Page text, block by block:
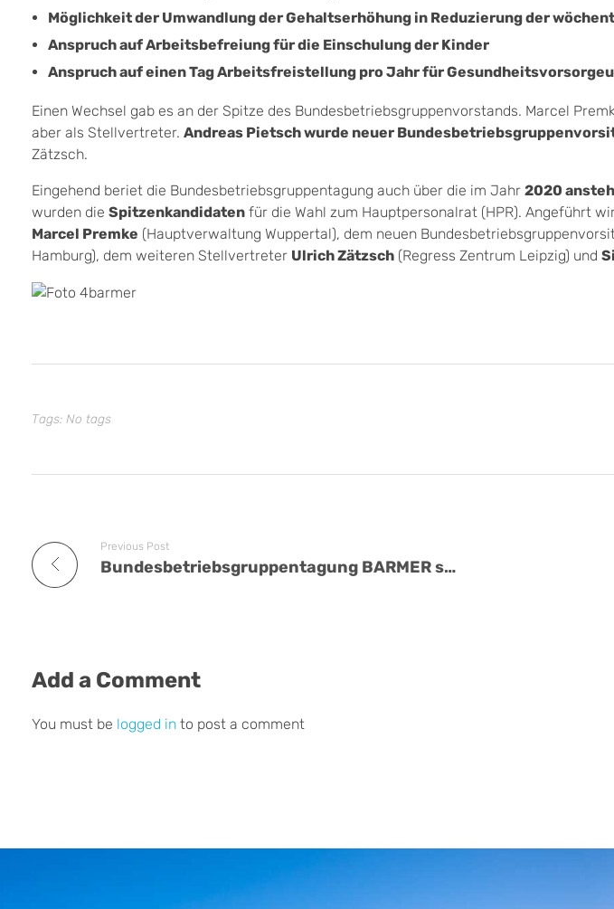
Möglichkeit der Umwandlung der Gehaltserhöhung in Reduzierung der
Anspruch auf Arbeitsbefreiung für die Einschulung der Kinder
Anspruch auf einen Tag Arbeitsfreistellung pro Jahr für
Einen Wechsel gab es an der Spitze des Bundesbetriebsgruppenvorstands. Marcel
aber als Stellvertreter. Andreas Pietsch wurde neuer
Zätzsch.
Eingehend beriet die Bundesbetriebsgruppentagung auch über die im Jahr 2020
wurden die Spitzenkandidaten für die Wahl zum Hauptpersonalrat (HPR). Angeführt
Marcel Premke (Hauptverwaltung Wuppertal), dem neuen
Hamburg), dem weiteren Stellvertreter Ulrich Zätzsch (Regress Zentrum Leipzig) und
Tags: No tags
Previous Post
Bundesbetriebsgruppentagung BARMER stellt Forderungen für Gehaltstarifverhandlungen auf
Add a Comment
You must be logged in to post a comment